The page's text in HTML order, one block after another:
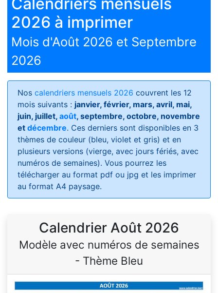
2026 à imprimer
Mois d'Août 2026 et Septembre
2026
Nos calendriers mensuels 2026 couvrent les 12
mois suivants : janvier, février, mars, avril, mai,
juin, juillet, août, septembre, octobre, novembre
et décembre. Ces derniers sont disponibles en 3
thèmes de couleur (bleu, violet et gris) et en
plusieurs versions (vierge, avec jours fériés, avec
numéros de semaines). Vous pourrez les
télécharger au format pdf ou jpg et les imprimer
au format A4 paysage.
Calendrier Août 2026
Modèle avec numéros de semaines
- Thème Bleu